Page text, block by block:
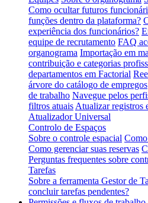
Como ocultar futuros
funções dentro da plataforma?
experiência dos funcionários?
equipe de recrutamento FAQ
organograma Importação em
contribuição e categorias
departamentos em Factorial
árvore do catálogo de empregos
de trabalho Navegue pelos
filtros atuais Atualizar registros
Atualizador Universal
Controlo de Espaços
Sobre o controle espacial
Como gerenciar suas reservas
Perguntas frequentes sobre
Tarefas
Sobre a ferramenta Gestor de
concluir tarefas pendentes?